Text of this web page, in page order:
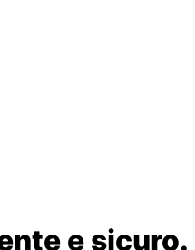
e sicuro.